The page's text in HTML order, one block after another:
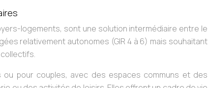
logements, sont une solution intermédiaire entre le
relativement autonomes (GIR 4 à 6) mais souhaitant
pour couples, avec des espaces communs et des